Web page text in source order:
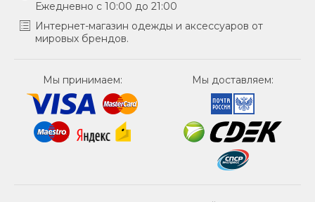
Ежедневно с 10:00 до 21:00
Интернет-магазин одежды и аксессуаров от
мировых брендов.
Мы принимаем: Мы доставляем: